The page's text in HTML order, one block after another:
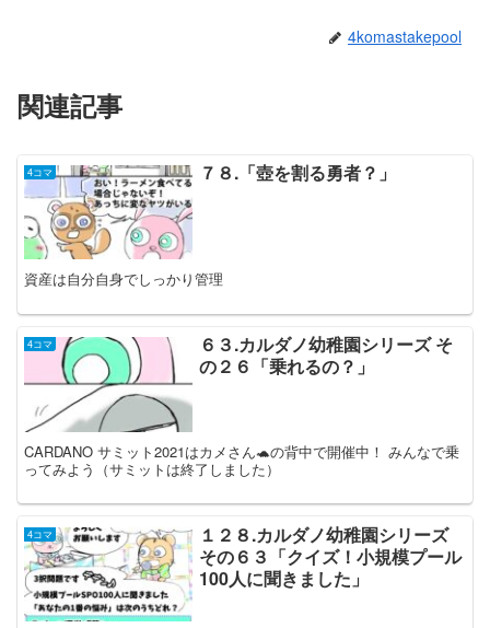
4komastakepool
関連記事
4コマ ７８.「壺を割る勇者？」
資産は自分自身でしっかり管理
4コマ
６３.カルダノ幼稚園シリーズ そ
の２６「乗れるの？」
CARDANO サミット2021はカメさん🐢の背中で開催中！ みんなで乗
ってみよう（サミットは終了しました）
4コマ
１２８.カルダノ幼稚園シリーズ
その６３「クイズ！小規模プール
100人に聞きました」